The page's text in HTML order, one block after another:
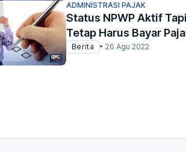
ADMINISTRASI PAJAK
Status NPWP Aktif
Tetap Harus Bayar
Berita • 26 Agu 2022